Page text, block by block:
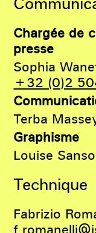
Chargée de
presse
Sophia
+32 (0)2
Terba
Graphisme
Louise
Technique
Fabrizio